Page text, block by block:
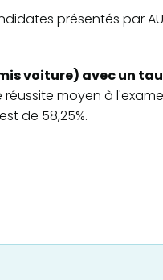
présentés par
voiture) avec un
moyen à
de 58,25%.